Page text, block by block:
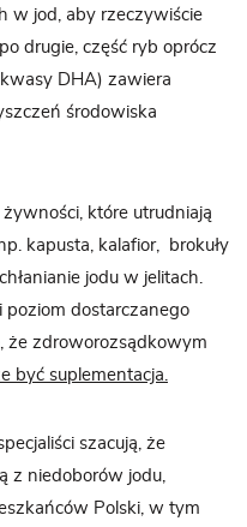
w jod, aby rzeczywiście
drugie, część ryb oprócz
DHA) zawiera
środowiska
które utrudniają
kapusta, kalafior, brokuły
jodu w jelitach.
poziom dostarczanego
że zdroworozsądkowym
być suplementacja.
szacują, że
z niedoborów jodu,
Polski, w tym